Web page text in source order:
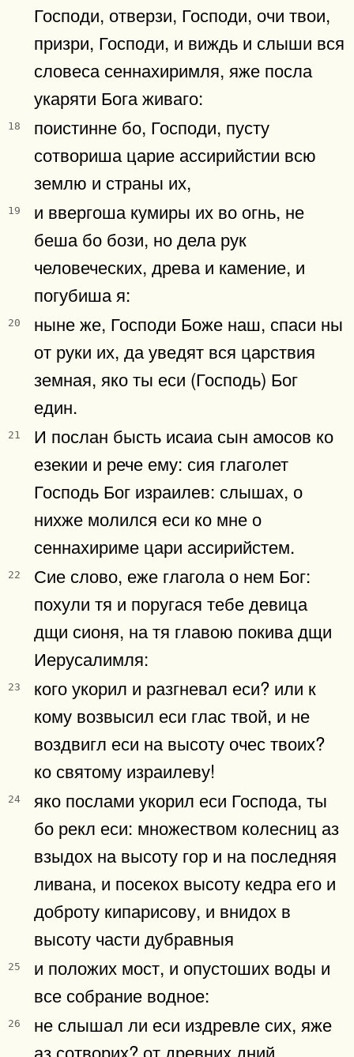
Господи, отверзи, Господи, очи твои,
призри, Господи, и виждь и слыши вся
словеса сеннахиримля, яже посла
укаряти Бога живаго:
18
поистинне бо, Господи, пусту
сотвориша царие ассирийстии всю
землю и страны их,
19
и ввергоша кумиры их во огнь, не
беша бо бози, но дела рук
человеческих, древа и камение, и
погубиша я:
20
ныне же, Господи Боже наш, спаси ны
от руки их, да уведят вся царствия
земная, яко ты еси (Господь) Бог
един.
21
И послан бысть исаиа сын амосов ко
езекии и рече ему: сия глаголет
Господь Бог израилев: слышах, о
нихже молился еси ко мне о
сеннахириме цари ассирийстем.
22
Сие слово, еже глагола о нем Бог:
похули тя и поругася тебе девица
дщи сионя, на тя главою покива дщи
Иерусалимля:
23
кого укорил и разгневал еси? или к
кому возвысил еси глас твой, и не
воздвигл еси на высоту очес твоих?
ко святому израилеву!
24
яко послами укорил еси Господа, ты
бо рекл еси: множеством колесниц аз
взыдох на высоту гор и на последняя
ливана, и посекох высоту кедра его и
доброту кипарисову, и внидох в
высоту части дубравныя
25
и положих мост, и опустоших воды и
все собрание водное:
26
не слышал ли еси издревле сих, яже
аз сотворих? от древних дний